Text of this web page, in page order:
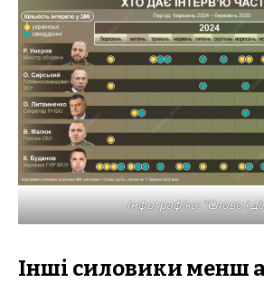
Інфографіка: “Слово і
Інші силовики менш